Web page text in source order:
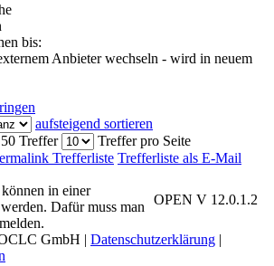
bis:
Anbieter wechseln - wird in neuem
aufsteigend sortieren
50 Treffer
Treffer pro Seite
Trefferliste Trefferliste als E-Mail
OPEN V 12.0.1.2
in einer
Dafür muss man
GmbH | Datenschutzerklärung |